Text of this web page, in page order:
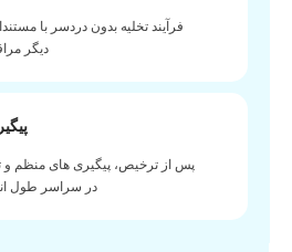
فرآیند تخلیه بدون دردسر با
دیگر
پس از ترخیص، پیگیری های منظم و
در سراسر طول